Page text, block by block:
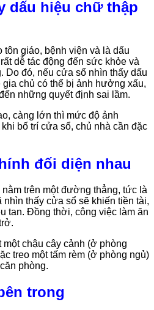
dấu hiệu chữ thập
giáo, bệnh viện và là dấu
dễ tác động đến sức khỏe và
Do đó, nếu cửa sổ nhìn thấy dấu
chủ có thể bị ảnh hưởng xấu,
những quyết định sai lầm.
càng lớn thì mức độ ảnh
bố trí cửa sổ, chủ nhà cần đặc
đối diện nhau
trên một đường thẳng, tức là
thấy cửa sổ sẽ khiến tiền tài,
tan. Đồng thời, công việc làm ăn
chậu cây cảnh (ở phòng
treo một tấm rèm (ở phòng ngủ)
phòng.
trong